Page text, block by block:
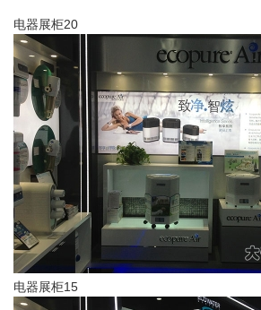
电器展柜20
电器展柜15